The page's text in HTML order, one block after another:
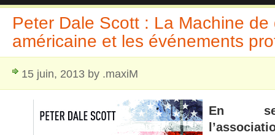
Peter Dale Scott : La Machine de
américaine et les événements
15 juin, 2013 by .maxiM
En